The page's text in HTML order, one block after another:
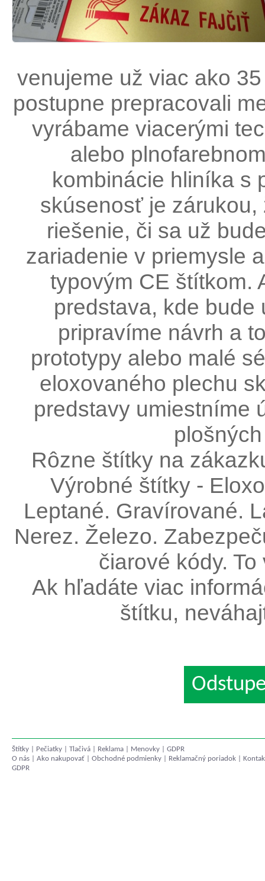
venujeme už viac ako
postupne prepracovali
vyrábame viacerými
alebo
kombinácie hliníka s
skúsenosť je
riešenie, či sa už
zariadenie v priemysle
typovým CE štítkom.
predstava, kde bude
pripravíme návrh a
prototypy alebo malé
eloxovaného plechu
predstavy umiestníme
Rôzne štítky na
Výrobné štítky -
Leptané. Gravírované.
Nerez. Železo.
čiarové kódy.
Ak hľadáte viac
štítku,
Štítky Pečiatky Tlačivá Reklama Menovky
GDPR
O nás
Ako nakupovať Obchodné podmienky Reklamačný poriadok
GDPR